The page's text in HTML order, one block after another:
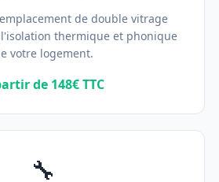
de double vitrage
thermique et phonique
votre logement.
de 148€ TTC
🔧